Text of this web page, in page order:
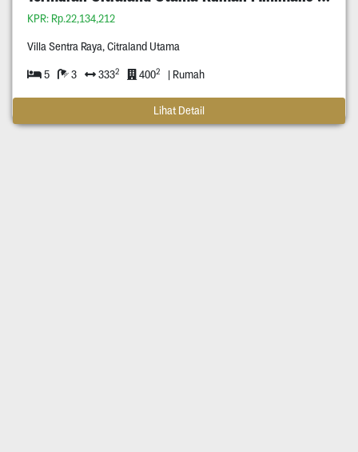
KPR: Rp.22,134,212
Villa Sentra Raya, Citraland Utama
5 3 3332 4002 | Rumah
Lihat Detail